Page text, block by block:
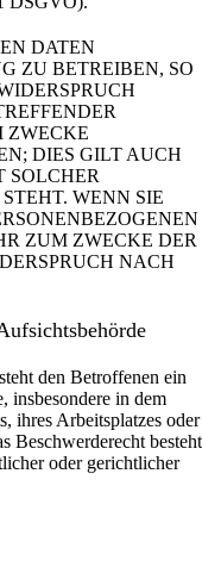
DATEN
ZU BETREIBEN, SO
ZWECKE
DIES GILT AUCH
SOLCHER
WENN SIE
ZUM ZWECKE DER
NACH
den Betroffenen ein
insbesondere in dem
ihres Arbeitsplatzes oder
Beschwerderecht besteht
oder gerichtlicher